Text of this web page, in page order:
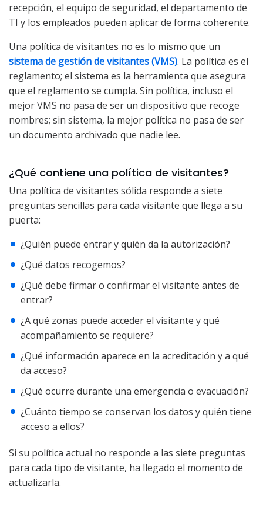
recepción, el equipo de seguridad, el departamento de
TI y los empleados pueden aplicar de forma coherente.
Una política de visitantes no es lo mismo que un
sistema de gestión de visitantes (VMS). La política es el
reglamento; el sistema es la herramienta que asegura
que el reglamento se cumpla. Sin política, incluso el
mejor VMS no pasa de ser un dispositivo que recoge
nombres; sin sistema, la mejor política no pasa de ser
un documento archivado que nadie lee.
¿Qué contiene una política de visitantes?
Una política de visitantes sólida responde a siete
preguntas sencillas para cada visitante que llega a su
puerta:
¿Quién puede entrar y quién da la autorización?
¿Qué datos recogemos?
¿Qué debe firmar o confirmar el visitante antes de
entrar?
¿A qué zonas puede acceder el visitante y qué
acompañamiento se requiere?
¿Qué información aparece en la acreditación y a qué
da acceso?
¿Qué ocurre durante una emergencia o evacuación?
¿Cuánto tiempo se conservan los datos y quién tiene
acceso a ellos?
Si su política actual no responde a las siete preguntas
para cada tipo de visitante, ha llegado el momento de
actualizarla.